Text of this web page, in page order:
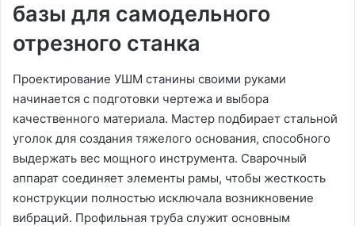
базы для самодельного
отрезного станка
Проектирование УШМ станины своими руками
начинается с подготовки чертежа и выбора
качественного материала. Мастер подбирает стальной
уголок для создания тяжелого основания, способного
выдержать вес мощного инструмента. Сварочный
аппарат соединяет элементы рамы, чтобы жесткость
конструкции полностью исключала возникновение
вибраций. Профильная труба служит основным